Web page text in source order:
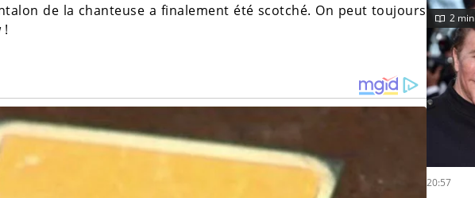
de la chanteuse a finalement été scotché. On peut toujours
!
2 min
20:57